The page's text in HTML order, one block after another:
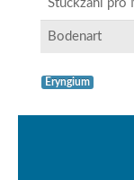
Stückzahl pro
Bodenart
Eryngium